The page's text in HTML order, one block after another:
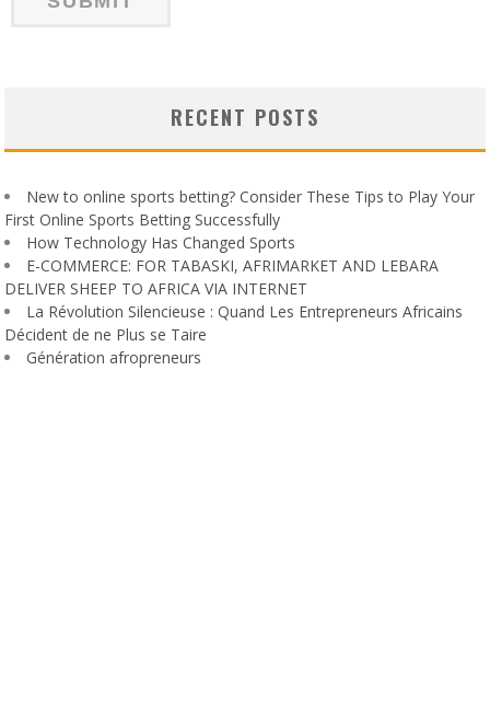
RECENT POSTS
New to online sports betting? Consider These Tips to Play Your
First Online Sports Betting Successfully
How Technology Has Changed Sports
E-COMMERCE: FOR TABASKI, AFRIMARKET AND LEBARA
DELIVER SHEEP TO AFRICA VIA INTERNET
La Révolution Silencieuse : Quand Les Entrepreneurs Africains
Décident de ne Plus se Taire
Génération afropreneurs